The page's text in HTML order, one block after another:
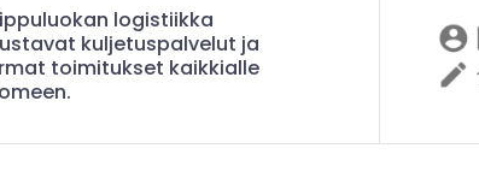
logistiikka
kuljetuspalvelut ja
toimitukset kaikkialle